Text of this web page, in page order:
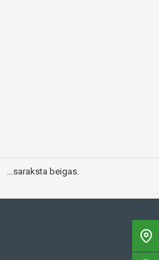
...saraksta beigas.